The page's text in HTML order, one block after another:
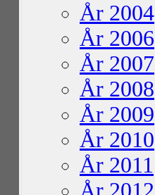
År 2004
År 2006
År 2007
År 2008
År 2009
År 2010
År 2011